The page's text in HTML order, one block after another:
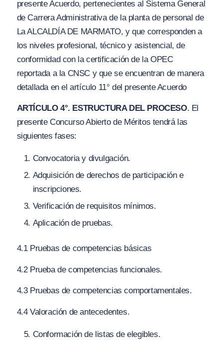
presente Acuerdo, pertenecientes al Sistema General
de Carrera Administrativa de la planta de personal de
La ALCALDÍA DE MARMATO, y que corresponden a
los niveles profesional, técnico y asistencial, de
conformidad con la certificación de la OPEC
reportada a la CNSC y que se encuentran de manera
detallada en el artículo 11° del presente Acuerdo
ARTÍCULO 4°. ESTRUCTURA DEL PROCESO. El
presente Concurso Abierto de Méritos tendrá las
siguientes fases:
Convocatoria y divulgación.
Adquisición de derechos de participación e
inscripciones.
Verificación de requisitos mínimos.
Aplicación de pruebas.
4.1 Pruebas de competencias básicas
4.2 Prueba de competencias funcionales.
4.3 Pruebas de competencias comportamentales.
4.4 Valoración de antecedentes.
Conformación de listas de elegibles.